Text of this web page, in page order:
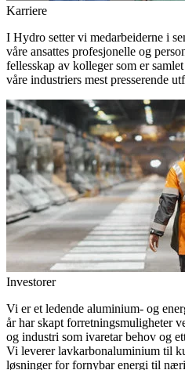
Karriere
I Hydro setter vi medarbeiderne i
våre ansattes profesjonelle og
fellesskap av kolleger som er
våre industriers mest presserende
Investorer
Vi er et ledende aluminium- og
år har skapt forretningsmuligheter
og industri som ivaretar behov og
Vi leverer lavkarbonaluminium til
løsninger for fornybar energi til